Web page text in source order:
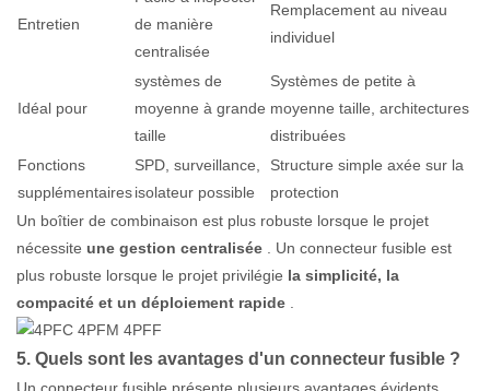
Entretien
de manière
centralisée
Remplacement au niveau
individuel
Idéal pour
systèmes de
moyenne à grande
taille
Systèmes de petite à
moyenne taille, architectures
distribuées
Fonctions
supplémentaires
SPD, surveillance,
isolateur possible
Structure simple axée sur la
protection
Un boîtier de combinaison est plus robuste lorsque le projet
nécessite une gestion centralisée . Un connecteur fusible est
plus robuste lorsque le projet privilégie la simplicité, la
compacité et un déploiement rapide .
5. Quels sont les avantages d'un connecteur fusible ?